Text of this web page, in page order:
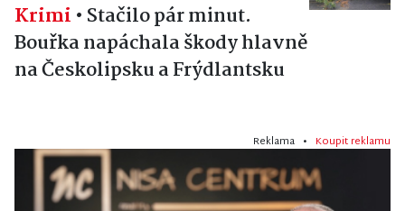
Krimi • Stačilo pár minut.
Bouřka napáchala škody hlavně
na Českolipsku a Frýdlantsku
Reklama • Koupit reklamu